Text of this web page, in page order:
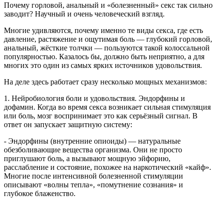
Почему горловой, анальный и «болезненный» секс так сильно
заводит? Научный и очень человеческий взгляд.
Многие удивляются, почему именно те виды секса, где есть
давление, растяжение и ощутимая боль — глубокий горловой,
анальный, жёсткие толчки — пользуются такой колоссальной
популярностью. Казалось бы, должно быть неприятно, а для
многих это один из самых ярких источников удовольствия.
На деле здесь работает сразу несколько мощных механизмов:
1. Нейробиология боли и удовольствия. Эндорфины и
дофамин. Когда во время секса возникает сильная стимуляция
или боль, мозг воспринимает это как серьёзный сигнал. В
ответ он запускает защитную систему:
- Эндорфины (внутренние опиоиды) — натуральные
обезболивающие вещества организма. Они не просто
приглушают боль, а вызывают мощную эйфорию,
расслабление и состояние, похожее на наркотический «кайф».
Многие после интенсивной болезненной стимуляции
описывают «волны тепла», «помутнение сознания» и
глубокое блаженство.